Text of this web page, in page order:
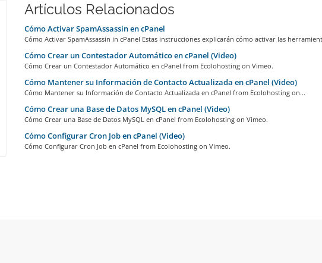
Artículos Relacionados
Cómo Activar SpamAssassin en cPanel
Cómo Activar SpamAssassin in cPanel Estas instrucciones explicarán cómo activar las
Cómo Crear un Contestador Automático en cPanel (Video)
Cómo Crear un Contestador Automático en cPanel from Ecolohosting on Vimeo.
Cómo Mantener su Información de Contacto Actualizada en cPanel (Video)
Cómo Mantener su Información de Contacto Actualizada en cPanel from Ecolohosting on...
Cómo Crear una Base de Datos MySQL en cPanel (Video)
Cómo Crear una Base de Datos MySQL en cPanel from Ecolohosting on Vimeo.
Cómo Configurar Cron Job en cPanel (Video)
Cómo Configurar Cron Job en cPanel from Ecolohosting on Vimeo.